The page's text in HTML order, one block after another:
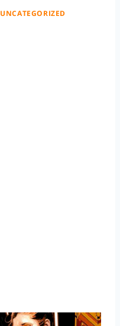
UNCATEGORIZED